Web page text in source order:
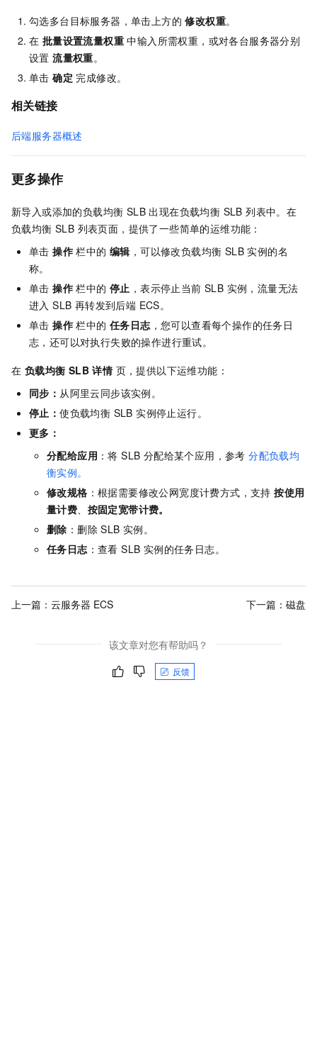
勾选多台目标服务器，单击上方的修改权重。
在 批量设置流量权重 中输入所需权重，或对各台服务器分别
设置流量权重。
单击确定 完成修改。
相关链接
后端服务器概述
更多操作
新导入或添加的负载均衡 SLB 出现在负载均衡 SLB 列表中。在
负载均衡 SLB 列表页面，提供了一些简单的运维功能：
单击操作 栏中的编辑 ，可以修改负载均衡 SLB 实例的名
称。
单击操作 栏中的停止 ，表示停止当前 SLB 实例，流量无法
进入 SLB 再转发到后端 ECS。
单击操作 栏中的任务日志 ，您可以查看每个操作的任务日
志，还可以对执行失败的操作进行重试。
在 负载均衡 SLB 详情页，提供以下运维功能：
同步： 从阿里云同步该实例。
停止：使负载均衡 SLB 实例停止运行。
更多：
分配给应用 ：将 SLB 分配给某个应用，参考分配负载均
衡实例。
修改规格 ：根据需要修改公网宽度计费方式，支持按使用
量计费
按固定宽带计费。
删除 ：删除 SLB 实例。
任务日志 ：查看 SLB 实例的任务日志。
上一篇： 云服务器 ECS 下一篇： 磁盘
该文章对您有帮助吗？
反馈